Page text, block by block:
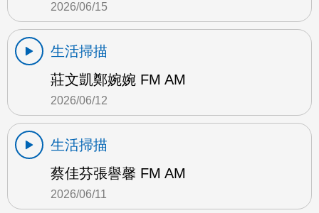
2026/06/15
生活掃描
莊文凱鄭婉婉 FM AM
2026/06/12
生活掃描
蔡佳芬張譽馨 FM AM
2026/06/11